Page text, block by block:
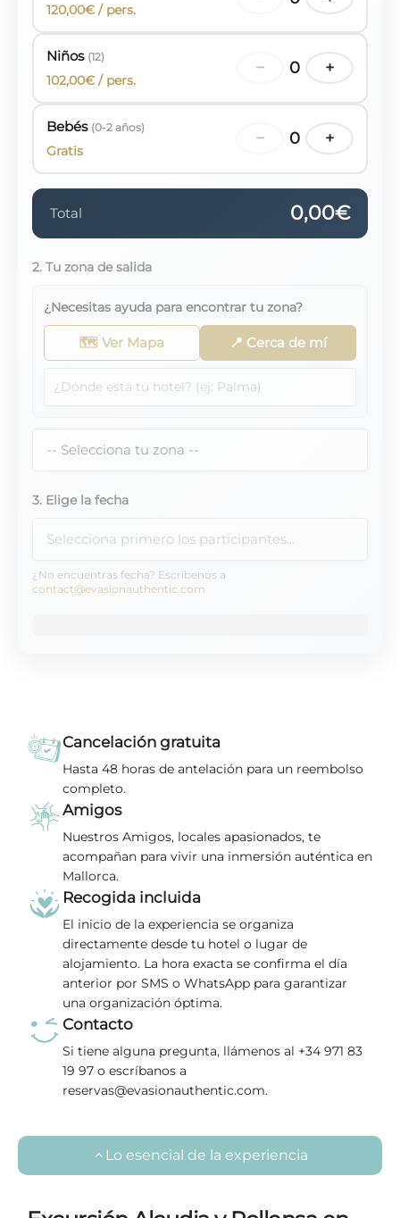
120,00€ / pers.
Niños (12)
102,00€ / pers.
− 0 +
Bebés (0-2 años)
Gratis
− 0 +
Total 0,00€
2. Tu zona de salida
¿Necesitas ayuda para encontrar tu zona?
🗺️ Ver Mapa 📍 Cerca de mí
3. Elige la fecha
¿No encuentras fecha? Escríbenos a
contact@evasionauthentic.com
Cancelación gratuita
Hasta 48 horas de antelación para un reembolso
completo.
Amigos
Nuestros Amigos, locales apasionados, te
acompañan para vivir una inmersión auténtica en
Mallorca.
Recogida incluida
El inicio de la experiencia se organiza
directamente desde tu hotel o lugar de
alojamiento. La hora exacta se confirma el día
anterior por SMS o WhatsApp para garantizar
una organización óptima.
Contacto
Si tiene alguna pregunta, llámenos al +34 971 83
19 97 o escríbanos a
reservas@evasionauthentic.com.
Lo esencial de la experiencia